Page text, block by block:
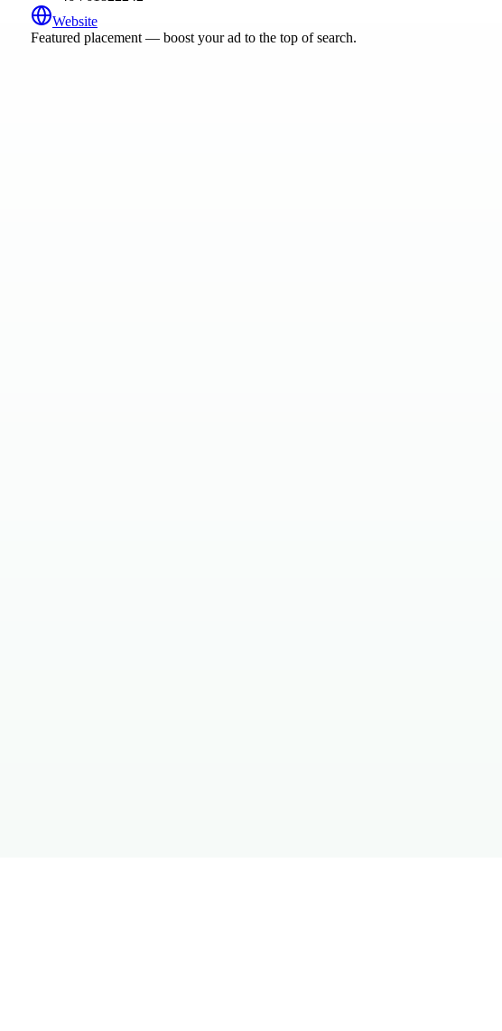
Website
Featured placement — boost your ad to the top of search.